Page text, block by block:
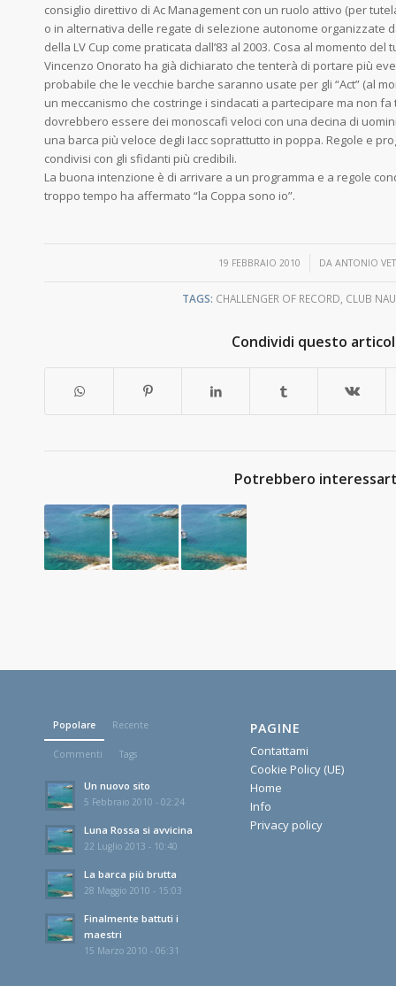
consiglio direttivo di Ac Management con un ruolo attivo (per
o in alternativa delle regate di selezione autonome organizzate
della LV Cup come praticata dall’83 al 2003. Cosa al momento del
Vincenzo Onorato ha già dichiarato che tenterà di portare più
probabile che le vecchie barche saranno usate per gli “Act” (al
un meccanismo che costringe i sindacati a partecipare ma non
dovrebbero essere dei monoscafi veloci con una decina di
una barca più veloce degli Iacc soprattutto in poppa. Regole e
condivisi con gli sfidanti più credibili.
La buona intenzione è di arrivare a un programma e a regole
troppo tempo ha affermato “la Coppa sono io”.
19 FEBBRAIO 2010
/ DAANTONIO
TAGS: CHALLENGER OF RECORD CLUB
Condividi questo
Potrebbero
Popolare Recente
Commenti Tags
Un nuovo sito
5 Febbraio 2010 - 02:24
Luna Rossa si avvicina
22 Luglio 2013 - 10:40
La barca più brutta
28 Maggio 2010 - 15:03
Finalmente battuti i
maestri
15 Marzo 2010 - 06:31
PAGINE
Contattami
Cookie Policy (UE)
Home
Info
Privacy policy